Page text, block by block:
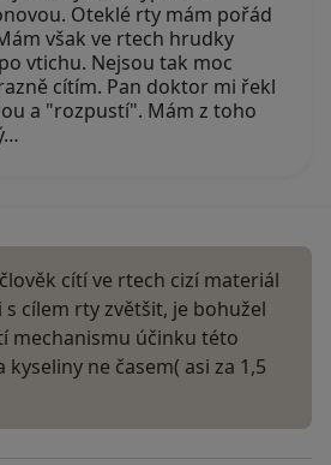
Oteklé rty mám pořád
však ve rtech hrudky
vtichu. Nejsou tak moc
cítím. Pan doktor mi řekl
a "rozpustí". Mám z toho
cítí ve rtech cizí materiál
cílem rty zvětšit, je bohužel
mechanismu účinku této
kyseliny ne časem( asi za 1,5